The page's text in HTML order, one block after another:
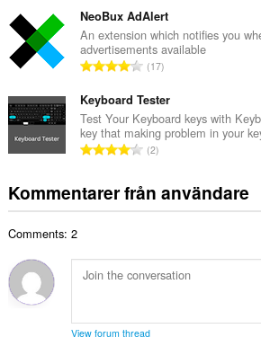
b
e
t
y
:
n
t
a
b
e
t
y
:
t
a
l
t
n
t
a
e
t
:
NeoBux AdAlert
An extension which notifies you
advertisements available
T
t
a
l
t
n
t
b
e
g
17
Keyboard Tester
Test Your Keyboard keys with
key that making problem in your
T
t
a
a
n
l
2
Kommentarer från användare
Comments: 2
View forum thread